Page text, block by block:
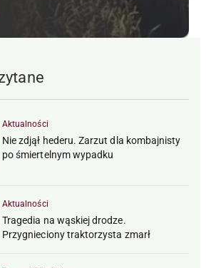
Aktualności
Nie zdjął hederu. Zarzut dla kombajnisty
po śmiertelnym wypadku
Aktualności
Tragedia na wąskiej drodze.
Przygnieciony traktorzysta zmarł